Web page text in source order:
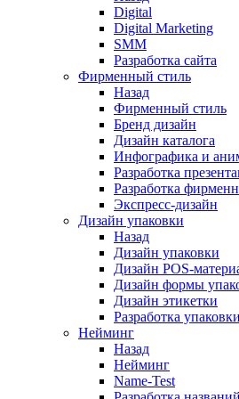
Digital
Digital Marketing
SMM
Разработка сайта
Фирменный стиль
Назад
Фирменный стиль
Бренд дизайн
Дизайн каталога
Инфографика и
Разработка
Разработка
Экспресс-дизайн
Дизайн упаковки
Назад
Дизайн упаковки
Дизайн POS-
Дизайн формы
Дизайн этикетки
Разработка упаковки
Нейминг
Назад
Нейминг
Name-Test